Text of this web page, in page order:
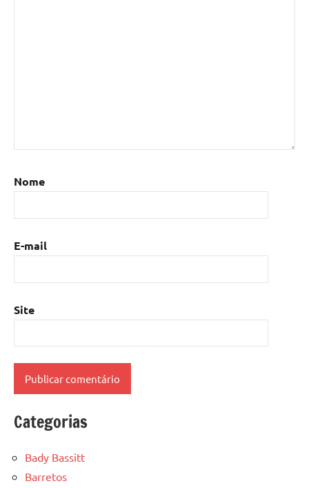
Nome
E-mail
Site
Categorias
Bady Bassitt
Barretos